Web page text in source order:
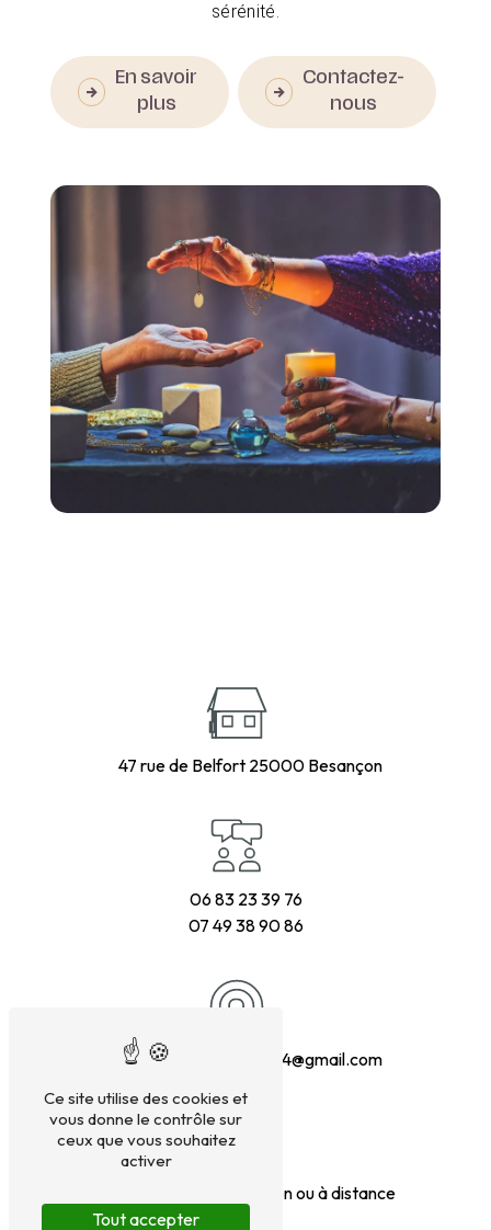
sérénité.
En savoir
plus
Contactez-
nous
47 rue de Belfort 25000 Besançon
06 83 23 39 76
07 49 38 90 86
danielegrosjean1234@gmail.com
En présentiel à Besançon ou à distance
Ce site utilise des cookies et
vous donne le contrôle sur
ceux que vous souhaitez
activer
Tout accepter